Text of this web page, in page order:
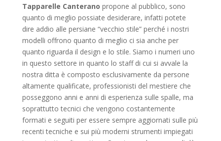
Tapparelle Canterano propone al pubblico, sono
quanto di meglio possiate desiderare, infatti potete
dire addio alle persiane “vecchio stile” perché i nostri
modelli offrono quanto di meglio ci sia anche per
quanto riguarda il design e lo stile. Siamo i numeri uno
in questo settore in quanto lo staff di cui si avvale la
nostra ditta è composto esclusivamente da persone
altamente qualificate, professionisti del mestiere che
posseggono anni e anni di esperienza sulle spalle, ma
soprattutto tecnici che vengono costantemente
formati e seguiti per essere sempre aggiornati sulle più
recenti tecniche e sui più moderni strumenti impiegati